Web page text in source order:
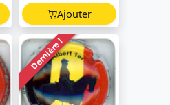
Ajouter
Dernière !